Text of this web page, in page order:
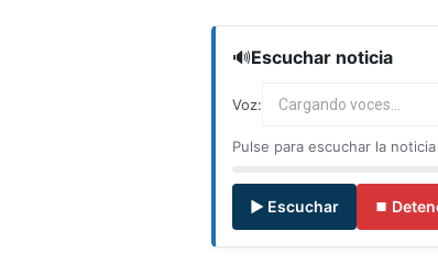
🔊Escuchar noticia
Voz: Cargando voces...
Pulse para escuchar la
▶ Escuchar ⏹